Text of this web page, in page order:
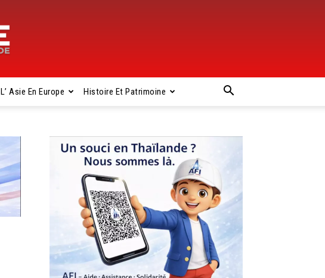
L’ Asie En Europe Histoire Et Patrimoine